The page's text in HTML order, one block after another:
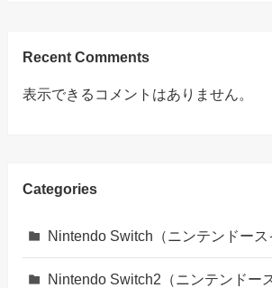
Recent Comments
表示できるコメントはありません。
Categories
Nintendo Switch（ニンテンドース
Nintendo Switch2（ニンテンドー